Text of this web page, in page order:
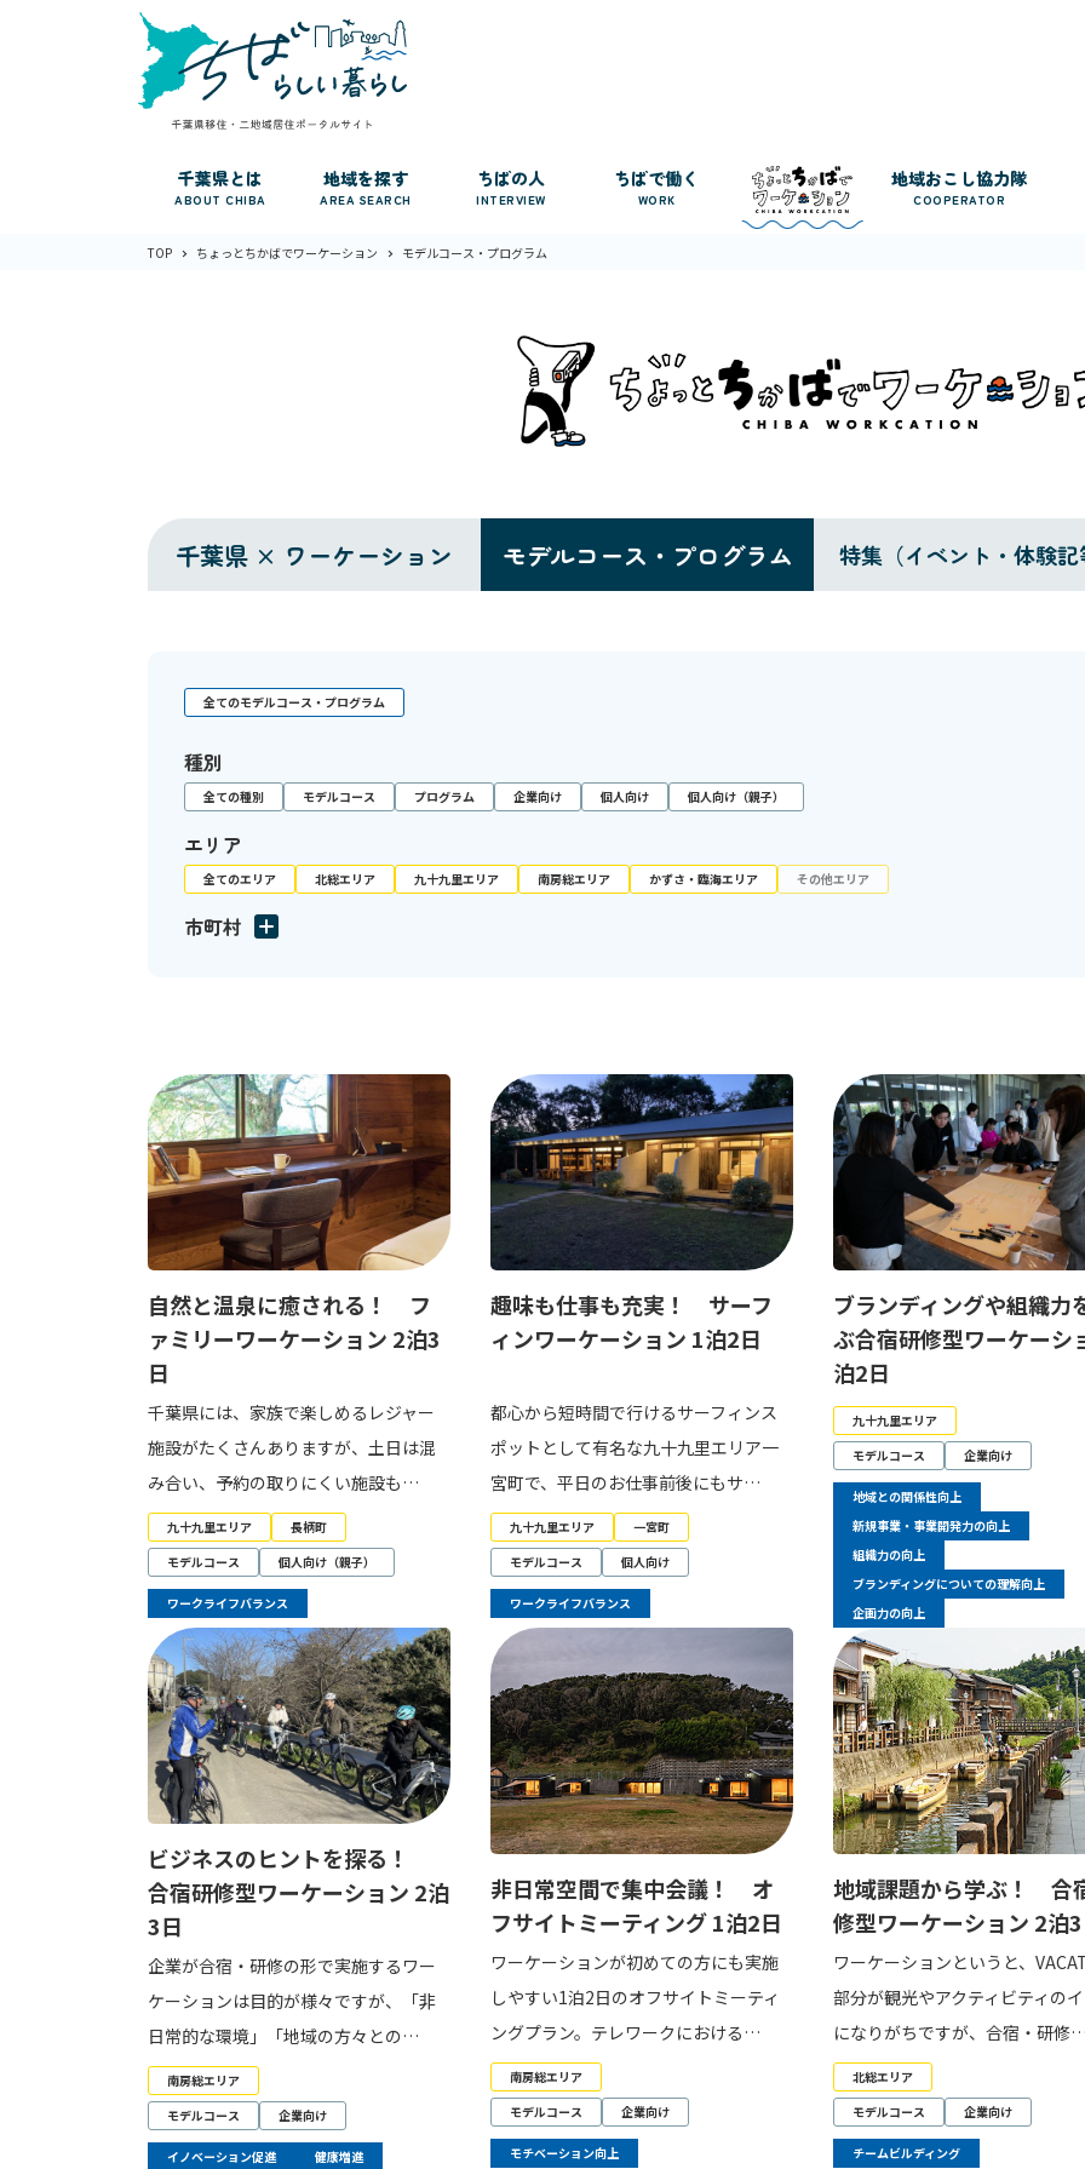
千葉県とは
ABOUT CHIBA
地域を探す
AREA SEARCH
ちばの人
INTERVIEW
ちばで働く
WORK
地域おこし協力隊
COOPERATOR
TOP ちょっとちかばでワーケーション モデルコース・プログラム
千葉県 × ワーケーション モデルコース・プログラム 特集（イベント・体験記
全てのモデルコース・プログラム
種別
全ての種別 モデルコース プログラム 企業向け 個人向け 個人向け（親子）
エリア
全てのエリア 北総エリア 九十九里エリア 南房総エリア かずさ・臨海エリア その他エリア
市町村
自然と温泉に癒される！ フ
ァミリーワーケーション 2泊3
日
千葉県には、家族で楽しめるレジャー
施設がたくさんありますが、土日は混
み合い、予約の取りにくい施設も…
九十九里エリア
長柄町
モデルコース
個人向け（親子）
ワークライフバランス
趣味も仕事も充実！ サーフ
ィンワーケーション 1泊2日
都心から短時間で行けるサーフィンス
ポットとして有名な九十九里エリア一
宮町で、平日のお仕事前後にもサ…
九十九里エリア
一宮町
モデルコース
個人向け
ワークライフバランス
ブランディングや組織力
ぶ合宿研修型ワーケーシ
泊2日
九十九里エリア
モデルコース
企業向け
地域との関係性向上
新規事業・事業開発力の向上
組織力の向上
ブランディングについての理解向上
企画力の向上
ビジネスのヒントを探る！
合宿研修型ワーケーション 2泊
3日
企業が合宿・研修の形で実施するワー
ケーションは目的が様々ですが、「非
日常的な環境」「地域の方々との…
南房総エリア
モデルコース
企業向け
イノベーション促進 健康増進
非日常空間で集中会議！ オ
フサイトミーティング 1泊2日
ワーケーションが初めての方にも実施
しやすい1泊2日のオフサイトミーティ
ングプラン。テレワークにおける…
南房総エリア
モデルコース
企業向け
モチベーション向上
地域課題から学ぶ！ 合
修型ワーケーション 2泊
ワーケーションというと、
部分が観光やアクティビティの
になりがちですが、合宿・研修
北総エリア
モデルコース
企業向け
チームビルディング